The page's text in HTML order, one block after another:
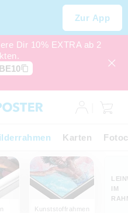
Zur App
Dir 10% EXTRA ab 2
Karten
Kunststoffrahmen
IM